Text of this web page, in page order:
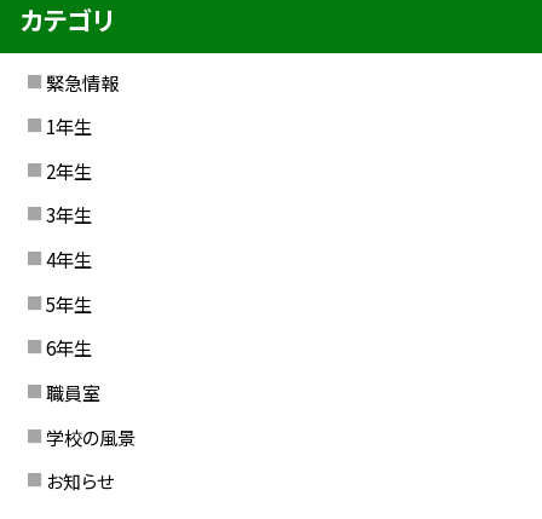
カテゴリ
緊急情報
1年生
2年生
3年生
4年生
5年生
6年生
職員室
学校の風景
お知らせ